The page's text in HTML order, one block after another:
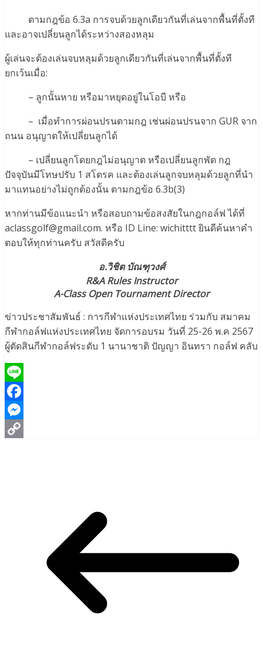
ตามกฎข้อ 6.3a การจบด้วยลูกเดียวกันที่เล่นจากพื้นที่ตั้งที
และอาจเปลี่ยนลูกได้ระหว่างสองหลุม
ผู้เล่นจะต้องเล่นจบหลุมด้วยลูกเดียวกันที่เล่นจากพื้นที่ตั้งที
ยกเว้นเมื่อ:
– ลูกนั้นหาย หรือมาหยุดอยู่ในโอบี หรือ
– เมื่อทำการผ่อนปรนตามกฎ เช่นผ่อนปรนจาก GUR จาก
ถนน อนุญาตให้เปลี่ยนลูกได้
– เปลี่ยนลูกโดยกฎไม่อนุญาต หรือเปลี่ยนลูกพัต กฎ
ปัจจุบันมีโทษปรับ 1 สโตรค และต้องเล่นลูกจบหลุมด้วยลูกที่นำ
มาแทนอย่างไม่ถูกต้องนั้น ตามกฎข้อ 6.3b(3)
หากท่านมีข้อแนะนำ หรือสอบถามข้อสงสัยในกฎกอล์ฟ ได้ที่
aclassgolf@gmail.com. หรือ ID Line: wichitttt ยินดีค้นหาคำ
ตอบให้ทุกท่านครับ สวัสดีครับ
อ.วิชิต บัณฑุวงศ์
R&A Rules Instructor
A-Class Open Tournament Director
ข่าวประชาสัมพันธ์ : การกีฬาแห่งประเทศไทย ร่วมกับ สมาคม
กีฬากอล์ฟแห่งประเทศไทย จัดการอบรม วันที่ 25-26 พ.ค 2567
ผู้ตัดสินกีฬากอล์ฟระดับ 1 นานาชาติ ปัญญา อินทรา กอล์ฟ คลับ
Line
Facebook
Messenger